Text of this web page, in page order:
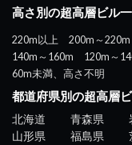
高さ別の超高層ビル
220m以上 200m～220m
140m～160m
120m～
60m未満、高さ不明
都道府県別の超高層
北海道 青森県
山形県
福島県